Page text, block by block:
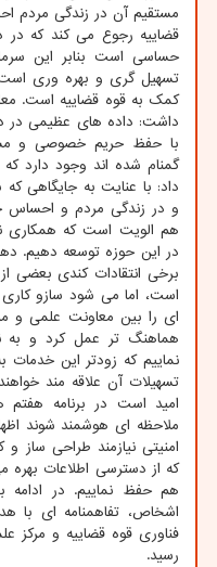
مستقیم آن در زندگی مردم
قضاییه رجوع می کند که
حساسی است بنابر این
تسهیل گری و بهره وری
کمک به قوه قضاییه است.
داشت: داده های عظیمی در
با حفظ حریم خصوصی و
گمنام شده اند وجود دارد
داد: با عنایت به جایگاهی
و در زندگی مردم و احساس
هم الویت است که همکاری
در این حوزه توسعه دهیم.
برخی انتقادات کندی بعضی
است، اما می شود سازو کاری
ای را بین معاونت علمی و
هماهنگ تر عمل کرد و به
نماییم که زودتر این
تسهیلات آن علاقه مند
امید است در برنامه
ملاحظه ای هوشمند شوند
امنیتی نیازمند طراحی ساز
که از دسترسی اطلاعات
هم حفظ نماییم. در ادامه
اشخاص، تفاهمنامه ای با
فناوری قوه قضاییه و مرکز
رسید.